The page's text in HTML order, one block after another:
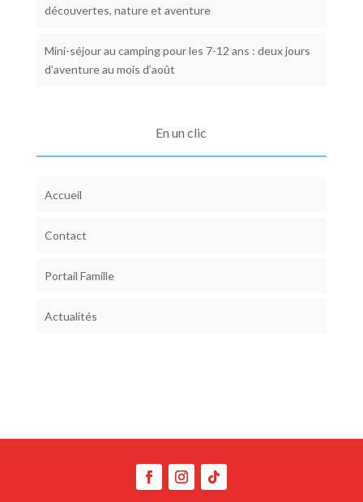
découvertes, nature et aventure
Mini-séjour au camping pour les 7-12 ans : deux jours
d’aventure au mois d’août
En un clic
Accueil
Contact
Portail Famille
Actualités